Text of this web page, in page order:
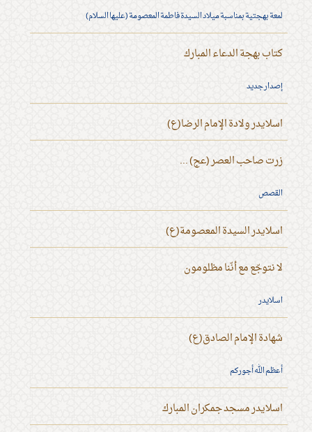
لمعة بهجتية بمناسبة ميلاد السيدة فاطمة المعصومة (عليها السلام)
كتاب بهجة الدعاء المبارك
إصدار جديد
اسلايدر ولادة الإمام الرضا(ع)
زرت صاحب العصر (عج) ...
القصص
اسلايدر السيدة المعصومة(ع)
لا نتوجّع مع أنّنا مظلومون
اسلايدر
شهادة الإمام الصادق(ع)
أعظم الله أجوركم
اسلايدر مسجد جمكران المبارك